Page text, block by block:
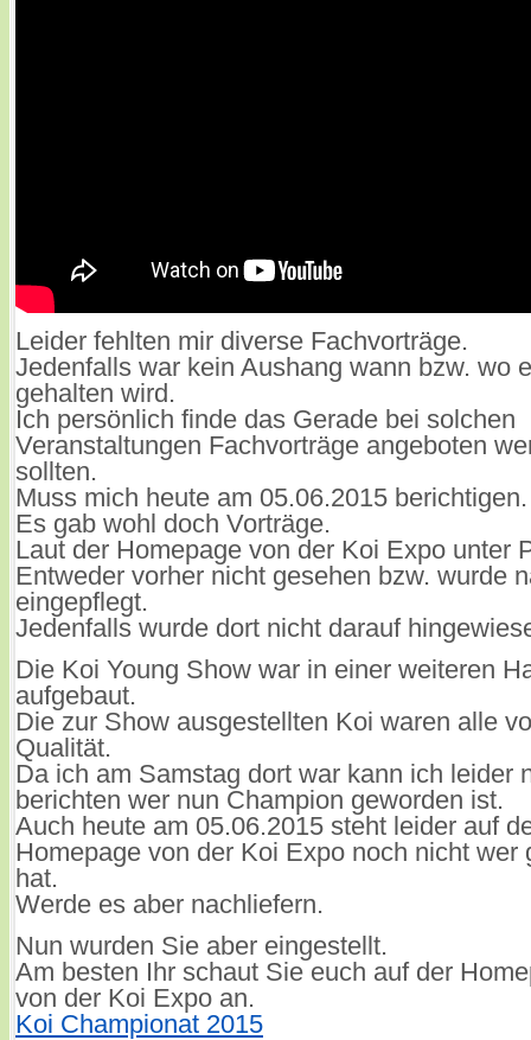
Leider fehlten mir diverse Fachvorträge.
Jedenfalls war kein Aushang wann bzw. wo
gehalten wird.
Ich persönlich finde das Gerade bei solchen
Veranstaltungen Fachvorträge angeboten
sollten.
Muss mich heute am 05.06.2015 berichtigen.
Es gab wohl doch Vorträge.
Laut der Homepage von der Koi Expo unter
Entweder vorher nicht gesehen bzw. wurde
eingepflegt.
Jedenfalls wurde dort nicht darauf
Die Koi Young Show war in einer weiteren
aufgebaut.
Die zur Show ausgestellten Koi waren alle
Qualität.
Da ich am Samstag dort war kann ich leider
berichten wer nun Champion geworden ist.
Auch heute am 05.06.2015 steht leider auf
Homepage von der Koi Expo noch nicht wer
hat.
Werde es aber nachliefern.
Nun wurden Sie aber eingestellt.
Am besten Ihr schaut Sie euch auf der
von der Koi Expo an.
Koi Championat 2015